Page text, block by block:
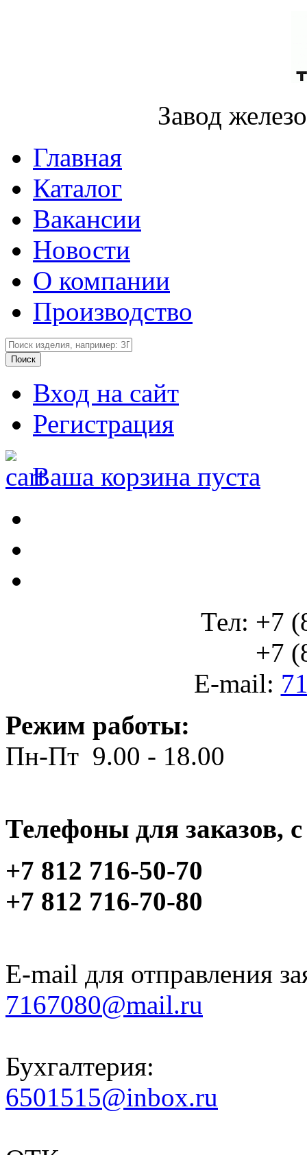
Завод
Главная
Каталог
Вакансии
Новости
О компании
Производство
Вход на сайт
Регистрация
Ваша корзина пуста
Тел: +7
+7
E-mail:
Режим работы:
Пн-Пт 9.00 - 18.00
Телефоны для заказов,
+7 812 716-50-70
+7 812 716-70-80
E-mail для отправления
7167080@mail.ru
Бухгалтерия:
6501515@inbox.ru